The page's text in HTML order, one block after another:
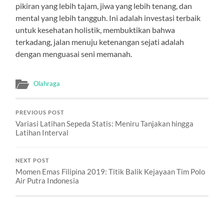
pikiran yang lebih tajam, jiwa yang lebih tenang, dan
mental yang lebih tangguh. Ini adalah investasi terbaik
untuk kesehatan holistik, membuktikan bahwa
terkadang, jalan menuju ketenangan sejati adalah
dengan menguasai seni memanah.
Olahraga
PREVIOUS POST
Variasi Latihan Sepeda Statis: Meniru Tanjakan hingga
Latihan Interval
NEXT POST
Momen Emas Filipina 2019: Titik Balik Kejayaan Tim Polo
Air Putra Indonesia